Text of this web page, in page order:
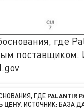
где
поставщиком.
ГДЕ PALANTIR
ЦЕНУ.ИСТОЧНИК: БАЗА